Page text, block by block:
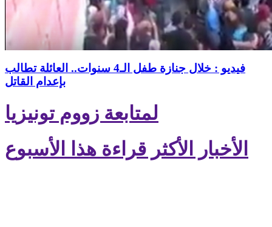
فيديو : خلال جنازة طفل الـ4 سنوات.. العائلة تطالب
بإعدام القاتل
لمتابعة زووم تونيزيا
الأخبار الأكثر قراءة هذا الأسبوع